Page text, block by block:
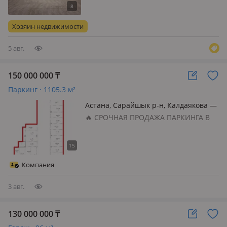
Триумфальной - Более 3000м2
Хозяин недвижимости
5 авг.
150 000 000₸
Паркинг · 1105.3 м²
Астана, Сарайшык р-н, Калдаякова —
Нажимиденова
🔥 СРОЧНАЯ ПРОДАЖА ПАРКИНГА В
Компания
3 авг.
130 000 000₸